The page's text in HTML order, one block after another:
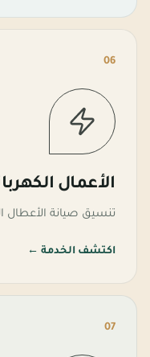
06
الأعمال
تنسيق صيانة الأعطال
اكتشف الخدمة ←
07